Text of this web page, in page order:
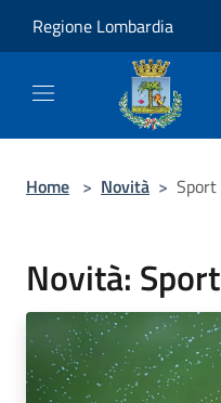
Regione Lombardia
Home > Novità > Sport
Novità: Sport